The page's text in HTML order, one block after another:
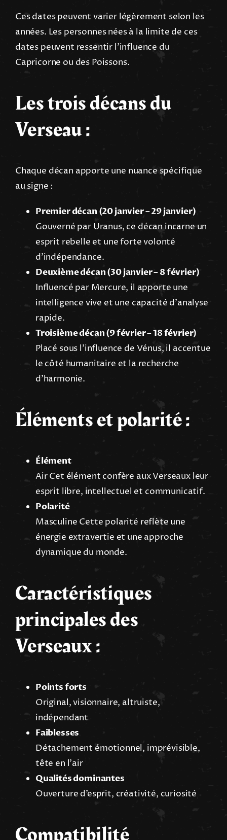
Ces dates peuvent varier légèrement selon les
années. Les personnes nées à la limite de ces
dates peuvent ressentir l’influence du
Capricorne ou des Poissons.
Les trois décans du
Verseau :
Chaque décan apporte une nuance spécifique
au signe :
Premier décan (20 janvier – 29 janvier)
Gouverné par Uranus, ce décan incarne un
esprit rebelle et une forte volonté
d’indépendance.
Deuxième décan (30 janvier – 8 février)
Influencé par Mercure, il apporte une
intelligence vive et une capacité d’analyse
rapide.
Troisième décan (9 février – 18 février)
Placé sous l’influence de Vénus, il accentue
le côté humanitaire et la recherche
d’harmonie.
Éléments et polarité :
Élément
Air Cet élément confère aux Verseaux leur
esprit libre, intellectuel et communicatif.
Polarité
Masculine Cette polarité reflète une
énergie extravertie et une approche
dynamique du monde.
Caractéristiques
principales des
Verseaux :
Points forts
Original, visionnaire, altruiste,
indépendant
Faiblesses
Détachement émotionnel, imprévisible,
tête en l’air
Qualités dominantes
Ouverture d’esprit, créativité, curiosité